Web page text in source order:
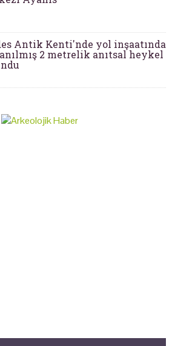
Antik Kenti'nde yol inşaatında
2 metrelik anıtsal heykel